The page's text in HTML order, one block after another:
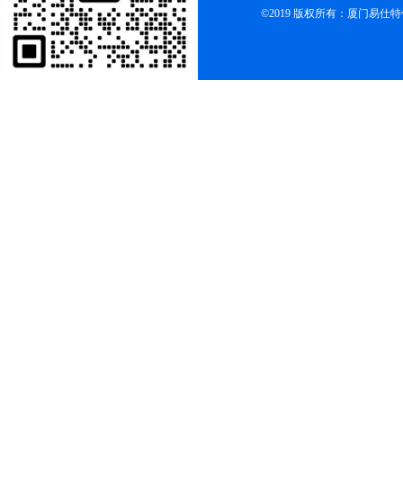
©2019 版权所有：厦门易仕